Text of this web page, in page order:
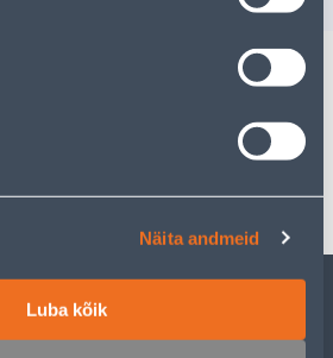
Näita andmeid
Luba kõik